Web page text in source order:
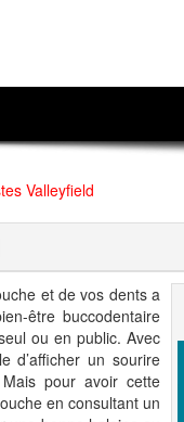
Valleyfield
et de vos dents a
être buccodentaire
ou en public. Avec
d’afficher un sourire
pour avoir cette
en consultant un